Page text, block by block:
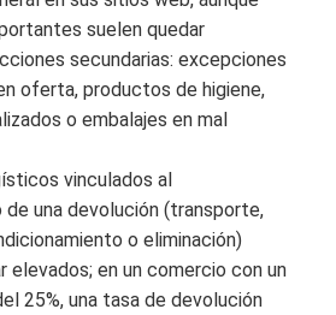
suelen quedar
secundarias: excepciones
oferta, productos de higiene,
o embalajes en mal
vinculados al
una devolución (transporte,
o eliminación)
elevados; en un comercio con un
25%, una tasa de devolución